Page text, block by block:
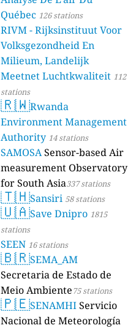
Québec 126 stations
RIVM - Rijksinstituut Voor
Volksgezondheid En
Milieum, Landelijk
Meetnet Luchtkwaliteit 112
stations
🇷🇼Rwanda
Environment Management
Authority 14 stations
SAMOSASensor-based Air
measurement Observatory
for South Asia337 stations
🇹🇭Sansiri 58 stations
🇺🇦Save Dnipro 1815
stations
SEEN 16 stations
🇧🇷SEMA_AM
Secretaria de Estado de
Meio Ambiente75 stations
🇵🇪SENAMHIServicio
Nacional de Meteorología